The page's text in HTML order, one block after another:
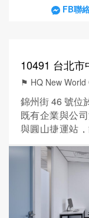
FB聯
10491 台北
⚑ HQ New World
錦州街 46 號位
既有企業與公
與圓山捷運站
區更具專業商
商業服務，有
公空間選項，
適合重視商務
業。此地點能